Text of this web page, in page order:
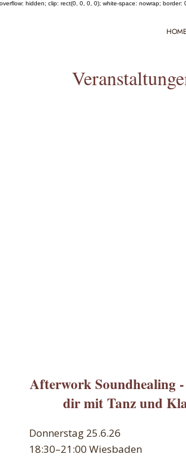
hidden; clip: rect(0, 0, 0, 0); white-space: nowrap;
HOME
Afterwork Soundhealing -
dir mit Tanz und
Donnerstag 25.6.26
18:30–21:00 Wiesbaden